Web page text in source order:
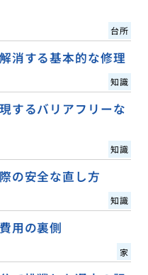
台所
消する基本的な修理
知識
するバリアフリーな
知識
の安全な直し方
知識
用の裏側
家